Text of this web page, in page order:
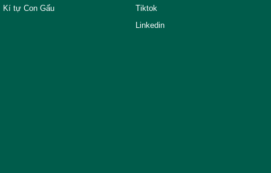
Kí tự Con Gấu
Tiktok
Linkedin